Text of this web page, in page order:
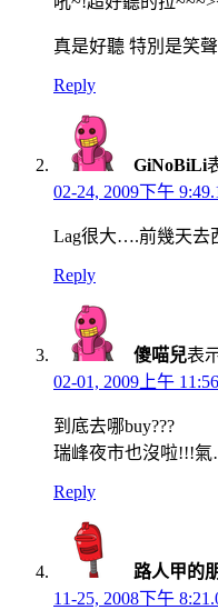
真是好聽 特別是笑
Reply
GiNoBiLi
02-24, 2009下午
Lag很大….前幾天去
Reply
傻喵兒表
02-01, 2009上午
到底去哪buy???
瑞峰夜市也沒啦!!!
Reply
路人甲的
11-25, 2008下午